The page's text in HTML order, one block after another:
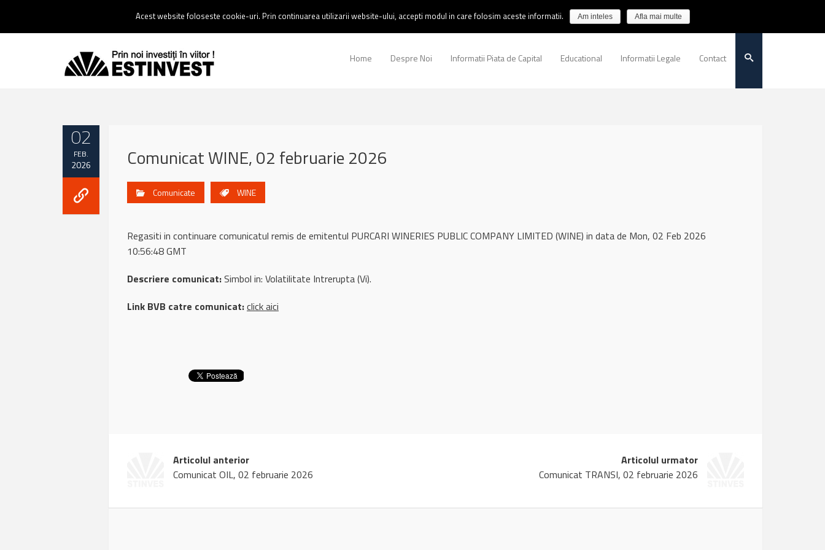
0237 238 900 |Email :contact@estinvest.ro
Home Despre Noi Informatii Piata de Capital Educational Informatii Legale Contact
02
FEB.
2026 Comunicat WINE, 02 februarie 2026
Comunicate WINE
Regasiti in continuare comunicatul remis de emitentul PURCARI WINERIES PUBLIC COMPANY LIMITED (WINE) in data de Mon, 02 Feb 2026
10:56:48 GMT
Descriere comunicat:Simbol in: Volatilitate Intrerupta (Vi).
Link BVB catre comunicat:click aici
Articolul anterior
Comunicat OIL, 02 februarie 2026
Articolul urmator
Comunicat TRANSI, 02 februarie 2026
Acest website foloseste cookie-uri. Prin continuarea utilizarii website-ului, accepti modul in care folosim aceste informatii. Am inteles Afla mai multe